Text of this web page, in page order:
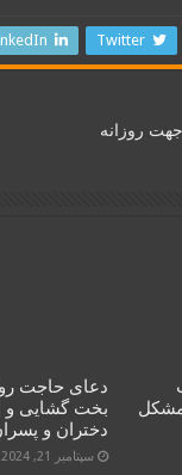
Twitter
روزانه
دعای حاجت
بخت گشایی و
دختران و
سپتامبر 21, 2024